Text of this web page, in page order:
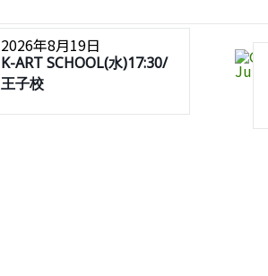
2026年8月19日
K-ART SCHOOL(水)17:30/
王子校